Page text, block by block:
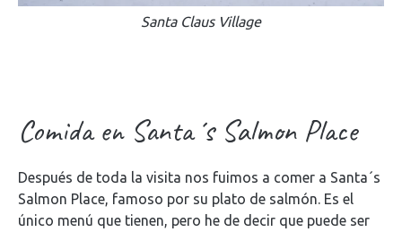
Santa Claus Village
Comida en Santa´s Salmon Place
Después de toda la visita nos fuimos a comer a Santa´s
Salmon Place, famoso por su plato de salmón. Es el
único menú que tienen, pero he de decir que puede ser